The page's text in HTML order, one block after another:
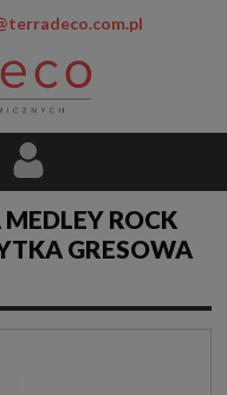
ROCK
GRESOWA